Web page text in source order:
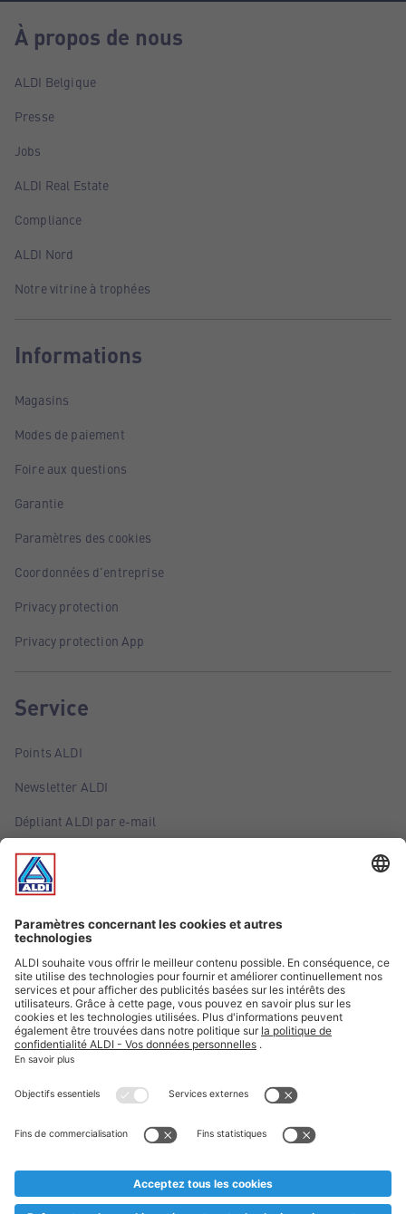
À propos de nous
ALDI Belgique
Presse
Jobs
ALDI Real Estate
Compliance
ALDI Nord
Notre vitrine à trophées
Informations
Magasins
Modes de paiement
Foire aux questions
Garantie
Paramètres des cookies
Coordonnées d'entreprise
Privacy protection
Privacy protection App
Service
Points ALDI
Newsletter ALDI
Dépliant ALDI par e-mail
Offres
Infos essentielles
Suivez ALDI Belgique
Textes marqués d'un astérisque et mentions légales
* Nous vendons ces articles temporairement et jusqu'à
au cas où, malgré le planning bien étudié, nous serions
prématurément en rupture de stock. Prix Recupel et TVA incl.
** Sur ce site, l’utilisation de la forme masculine a été adoptée